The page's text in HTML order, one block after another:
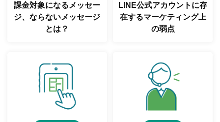
課金対象になるメッセー
ジ、ならないメッセージ
とは？
LINE公式アカウントに存
在するマーケティング上
の弱点